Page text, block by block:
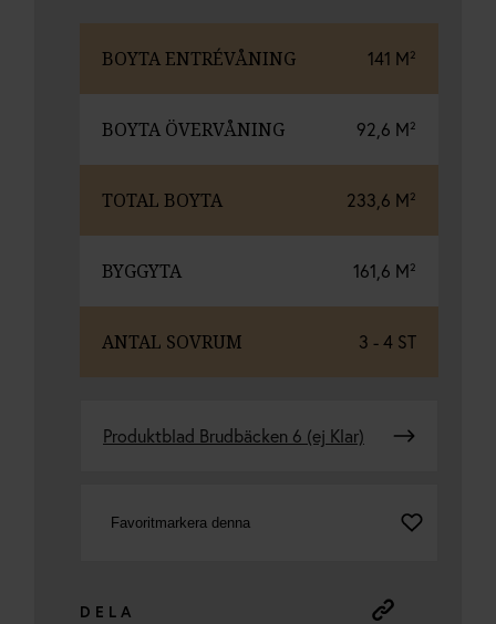
BOYTA ENTRÉVÅNING 141 M²
BOYTA ÖVERVÅNING 92,6 M²
TOTAL BOYTA 233,6 M²
BYGGYTA 161,6 M²
ANTAL SOVRUM 3 - 4 ST
Produktblad Brudbäcken 6 (ej Klar)
Favoritmarkera denna
DELA